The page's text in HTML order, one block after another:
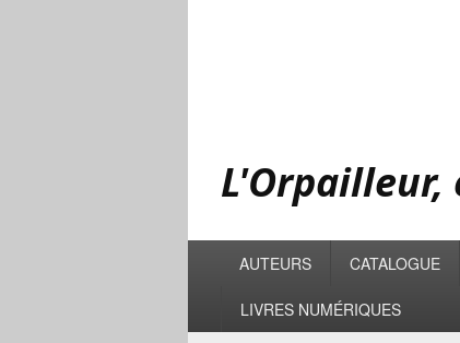
principalAUTEURS CATALOGUE
LIVRES NUMÉRIQUES